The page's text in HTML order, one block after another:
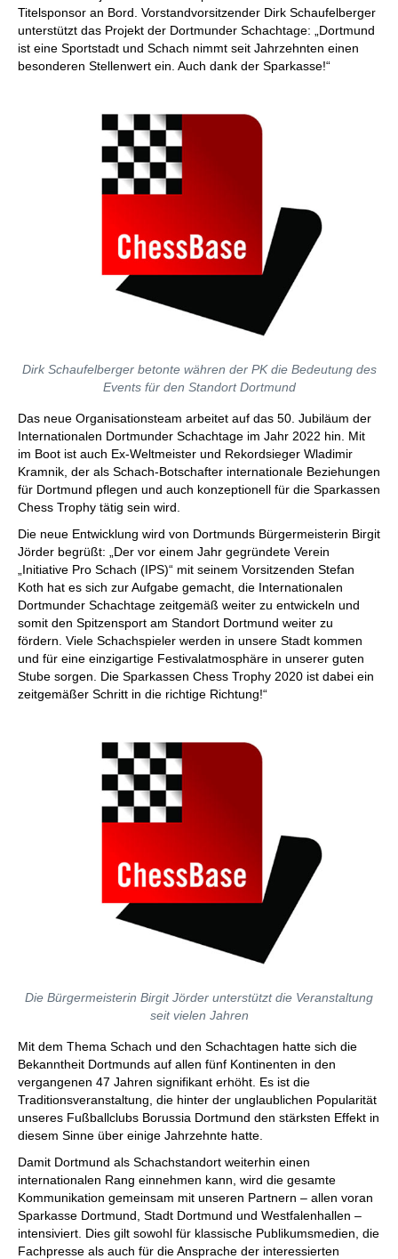
Titelsponsor an Bord. Vorstandvorsitzender Dirk Schaufelberger
unterstützt das Projekt der Dortmunder Schachtage: „Dortmund
ist eine Sportstadt und Schach nimmt seit Jahrzehnten einen
besonderen Stellenwert ein. Auch dank der Sparkasse!“
Dirk Schaufelberger betonte währen der PK die Bedeutung des
Events für den Standort Dortmund
Das neue Organisationsteam arbeitet auf das 50. Jubiläum der
Internationalen Dortmunder Schachtage im Jahr 2022 hin. Mit
im Boot ist auch Ex-Weltmeister und Rekordsieger Wladimir
Kramnik, der als Schach-Botschafter internationale Beziehungen
für Dortmund pflegen und auch konzeptionell für die Sparkassen
Chess Trophy tätig sein wird.
Die neue Entwicklung wird von Dortmunds Bürgermeisterin Birgit
Jörder begrüßt: „Der vor einem Jahr gegründete Verein
„Initiative Pro Schach (IPS)“ mit seinem Vorsitzenden Stefan
Koth hat es sich zur Aufgabe gemacht, die Internationalen
Dortmunder Schachtage zeitgemäß weiter zu entwickeln und
somit den Spitzensport am Standort Dortmund weiter zu
fördern. Viele Schachspieler werden in unsere Stadt kommen
und für eine einzigartige Festivalatmosphäre in unserer guten
Stube sorgen. Die Sparkassen Chess Trophy 2020 ist dabei ein
zeitgemäßer Schritt in die richtige Richtung!“
Die Bürgermeisterin Birgit Jörder unterstützt die Veranstaltung
seit vielen Jahren
Mit dem Thema Schach und den Schachtagen hatte sich die
Bekanntheit Dortmunds auf allen fünf Kontinenten in den
vergangenen 47 Jahren signifikant erhöht. Es ist die
Traditionsveranstaltung, die hinter der unglaublichen Popularität
unseres Fußballclubs Borussia Dortmund den stärksten Effekt in
diesem Sinne über einige Jahrzehnte hatte.
Damit Dortmund als Schachstandort weiterhin einen
internationalen Rang einnehmen kann, wird die gesamte
Kommunikation gemeinsam mit unseren Partnern – allen voran
Sparkasse Dortmund, Stadt Dortmund und Westfalenhallen –
intensiviert. Dies gilt sowohl für klassische Publikumsmedien, die
Fachpresse als auch für die Ansprache der interessierten